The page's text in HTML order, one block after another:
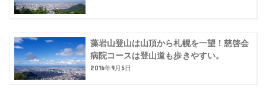
藻岩山登山は山頂から札幌を一望！慈啓会
病院コースは登山道も歩きやすい。
2016年9月5日